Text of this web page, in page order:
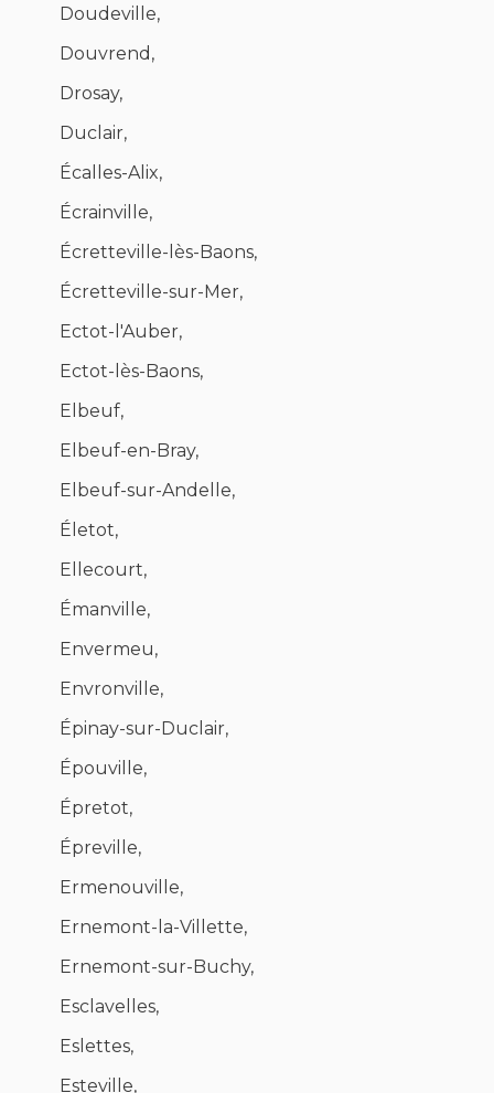
Doudeville,
Douvrend,
Drosay,
Duclair,
Écalles-Alix,
Écrainville,
Écretteville-lès-Baons,
Écretteville-sur-Mer,
Ectot-l'Auber,
Ectot-lès-Baons,
Elbeuf,
Elbeuf-en-Bray,
Elbeuf-sur-Andelle,
Életot,
Ellecourt,
Émanville,
Envermeu,
Envronville,
Épinay-sur-Duclair,
Épouville,
Épretot,
Épreville,
Ermenouville,
Ernemont-la-Villette,
Ernemont-sur-Buchy,
Esclavelles,
Eslettes,
Esteville,